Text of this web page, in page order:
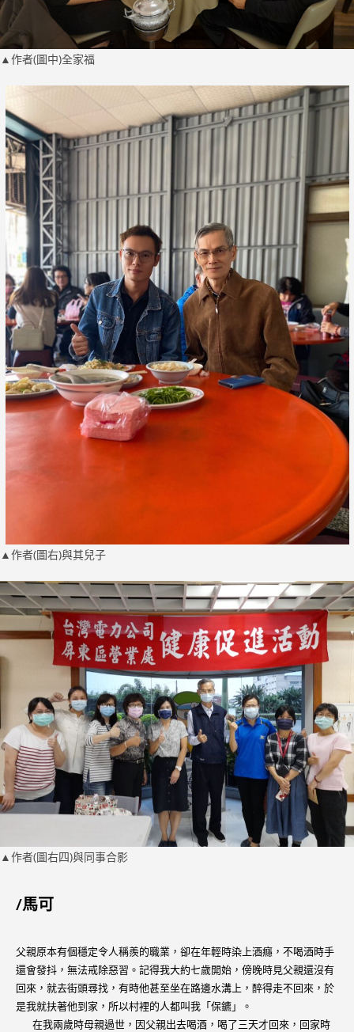
▲作者(圖中)全家福
▲作者(圖右)與其兒子
▲作者(圖右四)與同事合影
/馬可
父親原本有個穩定令人稱羨的職業，卻在年輕時染上酒癮，不喝酒時手
還會發抖，無法戒除惡習。記得我大約七歲開始，傍晚時見父親還沒有
回來，就去街頭尋找，有時他甚至坐在路邊水溝上，醉得走不回來，於
是我就扶著他到家，所以村裡的人都叫我「保鑣」。
在我兩歲時母親過世，因父親出去喝酒，喝了三天才回來，回家時